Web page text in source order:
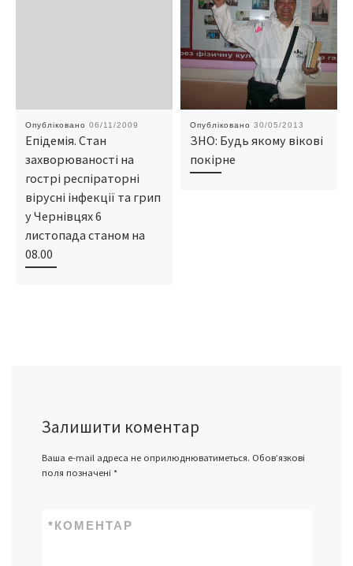
Опубліковано 06/11/2009
Епідемія. Стан
захворюваності на
гострі респіраторні
вірусні інфекції та грип
у Чернівцях 6
листопада станом на
08.00
Опубліковано 30/05/2013
ЗНО: Будь якому вікові
покірне
Залишити коментар
Ваша e-mail адреса не оприлюднюватиметься. Обов’язкові
поля позначені *
КОМЕНТАР
*